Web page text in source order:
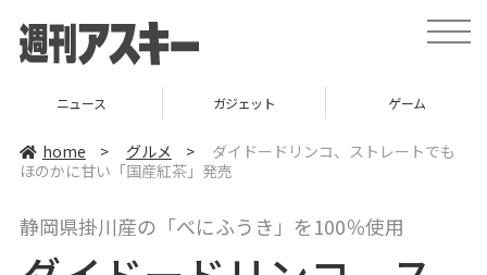
t
o
v
ニュース ガジェット ゲーム
home > グルメ >
ダイドードリンコ、ストレートでも
ほのかに甘い「国産紅茶」発売
静岡県掛川産の「べにふうき」を100％使用